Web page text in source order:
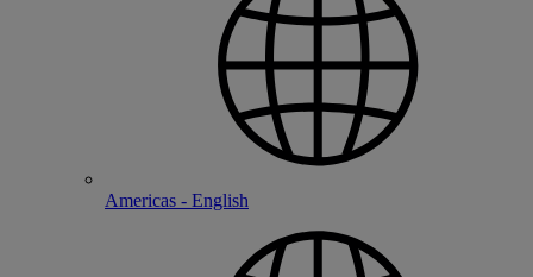
Americas - English